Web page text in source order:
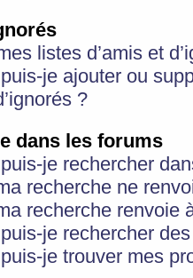
listes d’amis et
je ajouter ou
?
dans les forums
je rechercher
recherche ne
recherche renvoie
je rechercher
je trouver mes